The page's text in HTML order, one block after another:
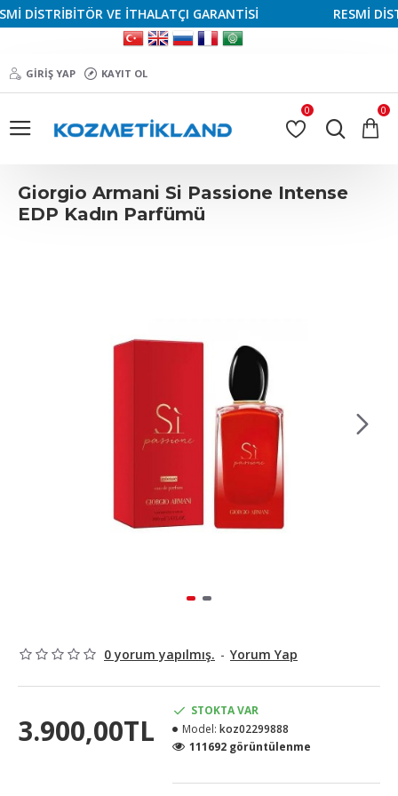
DİSTRİBİTÖR VE İTHALATÇI GARANTİSİ RESMİ
GIRIŞ YAP KAYIT OL
0 0
Giorgio Armani Si Passione Intense
EDP Kadın Parfümü
0 yorum yapılmış. - Yorum Yap
3.900,00TL
STOKTA VAR
Model: koz02299888
111692 görüntülenme